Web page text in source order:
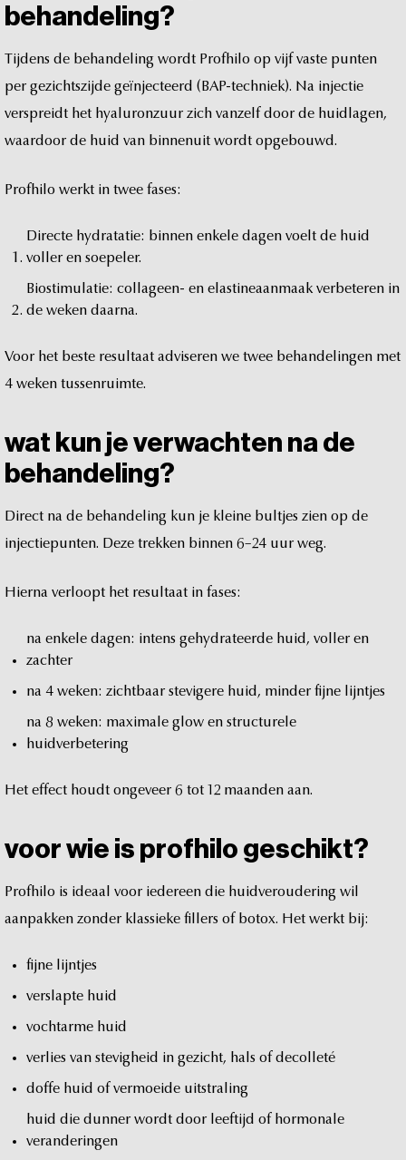
behandeling?
Tijdens de behandeling wordt Profhilo op vijf vaste punten
per gezichtszijde geïnjecteerd (BAP-techniek). Na injectie
verspreidt het hyaluronzuur zich vanzelf door de huidlagen,
waardoor de huid van binnenuit wordt opgebouwd.
Profhilo werkt in twee fases:
Directe hydratatie: binnen enkele dagen voelt de huid
voller en soepeler.
Biostimulatie: collageen- en elastineaanmaak verbeteren in
de weken daarna.
Voor het beste resultaat adviseren we twee behandelingen met
4 weken tussenruimte.
wat kun je verwachten na de
behandeling?
Direct na de behandeling kun je kleine bultjes zien op de
injectiepunten. Deze trekken binnen 6–24 uur weg.
Hierna verloopt het resultaat in fases:
na enkele dagen: intens gehydrateerde huid, voller en
zachter
na 4 weken: zichtbaar stevigere huid, minder fijne lijntjes
na 8 weken: maximale glow en structurele
huidverbetering
Het effect houdt ongeveer 6 tot 12 maanden aan.
voor wie is profhilo geschikt?
Profhilo is ideaal voor iedereen die huidveroudering wil
aanpakken zonder klassieke fillers of botox. Het werkt bij:
fijne lijntjes
verslapte huid
vochtarme huid
verlies van stevigheid in gezicht, hals of decolleté
doffe huid of vermoeide uitstraling
huid die dunner wordt door leeftijd of hormonale
veranderingen